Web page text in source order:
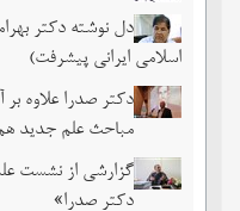
دل نوشته دکتر
اسلامی ایرانی پیشرفت)
دکتر صدرا علاوه بر
مباحث علم جدید
گزارشی از نشست
دکتر صدرا»